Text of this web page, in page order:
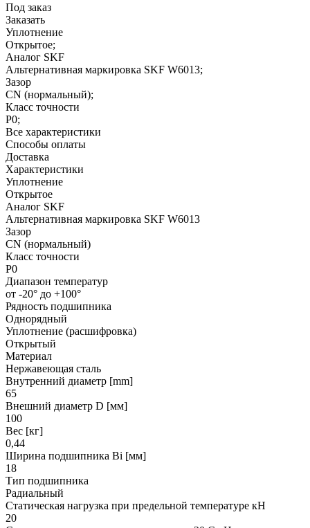
Под заказ
Заказать
Уплотнение
Открытое;
Аналог SKF
Альтернативная маркировка SKF W6013;
Зазор
CN (нормальный);
Класс точности
P0;
Все характеристики
Способы оплаты
Доставка
Характеристики
Уплотнение
Открытое
Аналог SKF
Альтернативная маркировка SKF W6013
Зазор
CN (нормальный)
Класс точности
P0
Диапазон температур
от -20° до +100°
Рядность подшипника
Однорядный
Уплотнение (расшифровка)
Открытый
Материал
Нержавеющая сталь
Внутренний диаметр [mm]
65
Внешний диаметр D [мм]
100
Вес [кг]
0,44
Ширина подшипника Bi [мм]
18
Тип подшипника
Радиальный
Статическая нагрузка при предельной температуре кН
20